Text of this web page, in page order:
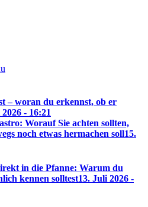
– woran du erkennst, ob er
- 16:21
Worauf Sie achten sollten,
noch etwas hermachen soll15.
in die Pfanne: Warum du
kennen solltest13. Juli 2026 -